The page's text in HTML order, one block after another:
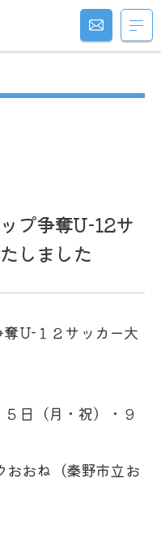
プ争奪U-12サ
しました
U-１２サッカー大
日（月・祝）・９
おね（秦野市立お